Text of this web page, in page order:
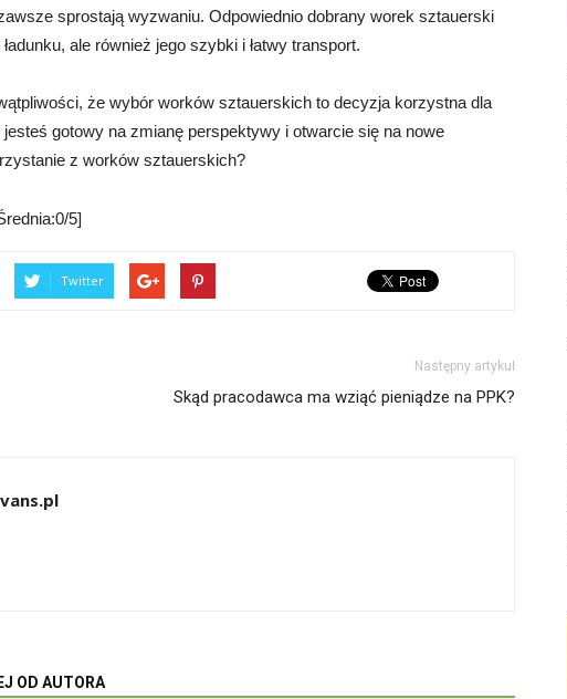
sprostają wyzwaniu. Odpowiednio dobrany worek sztauerski
ale również jego szybki i łatwy transport.
że wybór worków sztauerskich to decyzja korzystna dla
gotowy na zmianę perspektywy i otwarcie się na nowe
z worków sztauerskich?
5]
Twitter
Następny artykuł
Skąd pracodawca ma wziąć pieniądze na PPK?
OD AUTORA